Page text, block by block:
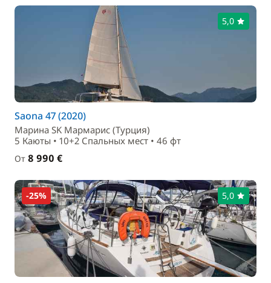
5,0
Saona 47 (2020)
Маринa SK Мармарис (Турция)
5 Каюты • 10+2 Спальныx мест • 46 фт
От 8 990 €
-25% 5,0